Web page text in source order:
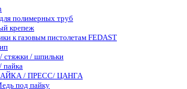
полимерных труб
крепеж
к газовым пистолетам FEDAST
стяжки / шпильки
пайка
/ ПРЕСС/ ЦАНГА
под пайку